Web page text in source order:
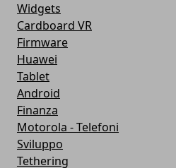
Widgets
Cardboard VR
Firmware
Huawei
Tablet
Android
Finanza
Motorola - Telefoni
Sviluppo
Tethering